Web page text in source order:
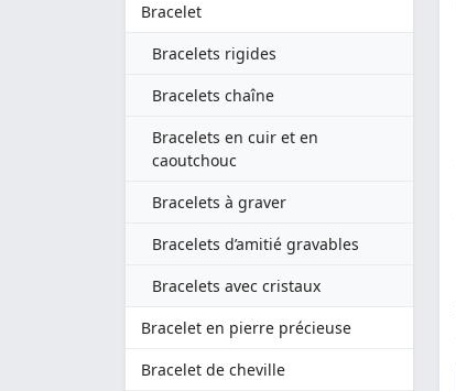
Bracelet
Bracelets rigides
Bracelets chaîne
Bracelets en cuir et en
caoutchouc
Bracelets à graver
Bracelets d’amitié gravables
Bracelets avec cristaux
Bracelet en pierre précieuse
Bracelet de cheville